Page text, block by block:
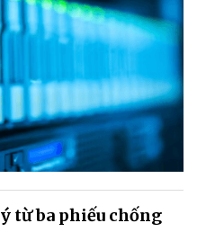
từ ba phiếu chống